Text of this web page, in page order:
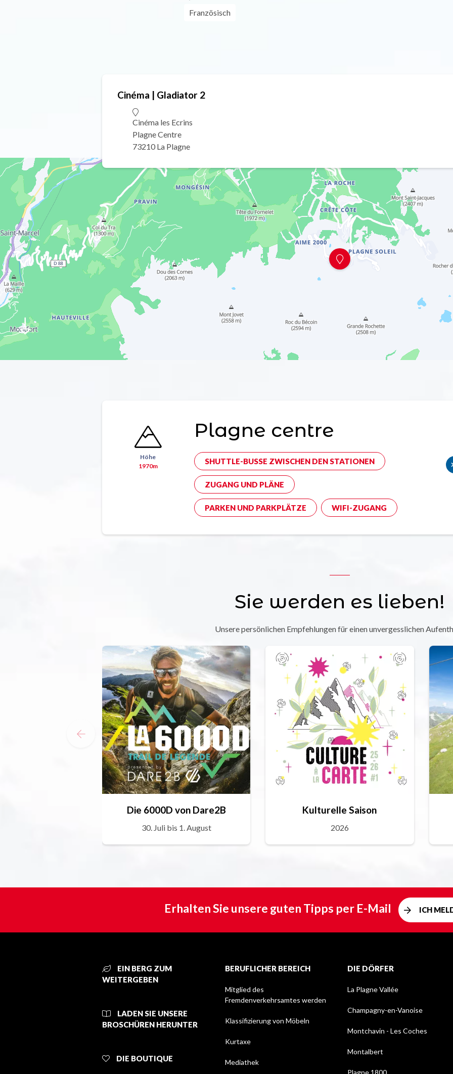
Französisch
Cinéma | Gladiator 2
Cinéma les Ecrins
Plagne Centre
73210 La Plagne
Höhe
1970m
Plagne centre
SHUTTLE-BUSSE ZWISCHEN DEN STATIONEN
ZUGANG UND PLÄNE
PARKEN UND PARKPLÄTZE WIFI-ZUGANG
Sie werden es lieben!
Unsere persönlichen Empfehlungen für einen unvergesslichen
Die 6000D von Dare2B
30. Juli bis 1. August
Kulturelle Saison
2026
Erhalten Sie unsere guten Tipps per E-Mail ICH
EIN BERG ZUM
WEITERGEBEN
LADEN SIE UNSERE
BROSCHÜREN HERUNTER
DIE BOUTIQUE
BERUFLICHER BEREICH
Mitglied des
Fremdenverkehrsamtes werden
Klassifizierung von Möbeln
Kurtaxe
Mediathek
DIE DÖRFER
La Plagne Vallée
Champagny-en-Vanoise
Montchavin - Les Coches
Montalbert
Plagne 1800